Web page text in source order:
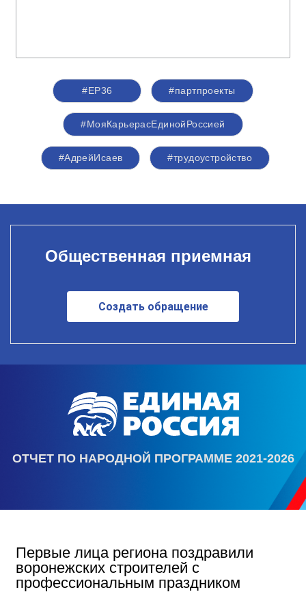
#ЕР36 #партпроекты
#МояКарьерасЕдинойРоссией
#АдрейИсаев #трудоустройство
Общественная приемная
Создать обращение
ОТЧЕТ ПО НАРОДНОЙ ПРОГРАММЕ 2021-2026
Первые лица региона поздравили
воронежских строителей с
профессиональным праздником